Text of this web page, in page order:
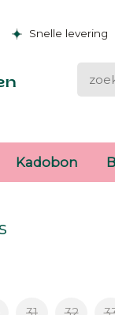
Snelle levering
Kadobon
31 32